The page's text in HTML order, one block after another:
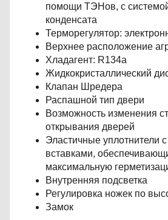
помощи ТЭНов, с
конденсата
Терморегулятор:
Верхнее расположение
Хладагент: R134a
Жидкокристаллический
Клапан Шредера
Распашной тип двери
Возможность изменения
открывания дверей
Эластичные уплотнители
вставками,
максимальную
Внутренняя подсветка
Регулировка ножек по
Замок